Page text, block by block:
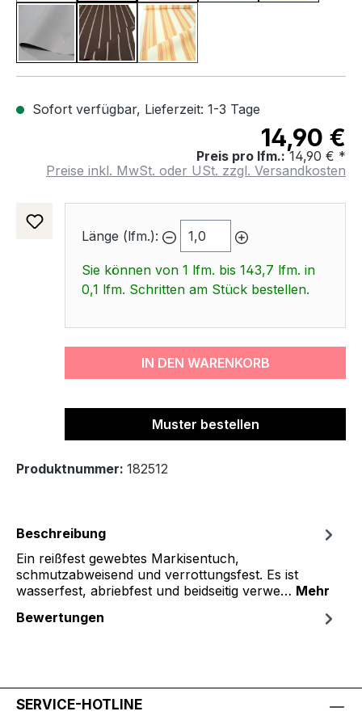
Grau Mocca Creme
(Diese Option ist zurzeit nicht
Sofort verfügbar, Lieferzeit: 1-3 Tage
14,90 €
Preis pro lfm.:14,90 € *
Preise inkl. MwSt. oder USt. zzgl. Versandkosten
Länge (lfm.):
Sie können von 1 lfm. bis 143,7 lfm. in
0,1 lfm. Schritten am Stück bestellen.
IN DEN WARENKORB
Muster bestellen
Produktnummer: 182512
Beschreibung
Ein reißfest gewebtes Markisentuch,
schmutzabweisend und verrottungsfest. Es ist
wasserfest, abriebfest und beidseitig verwe… Mehr
Bewertungen
SERVICE-HOTLINE